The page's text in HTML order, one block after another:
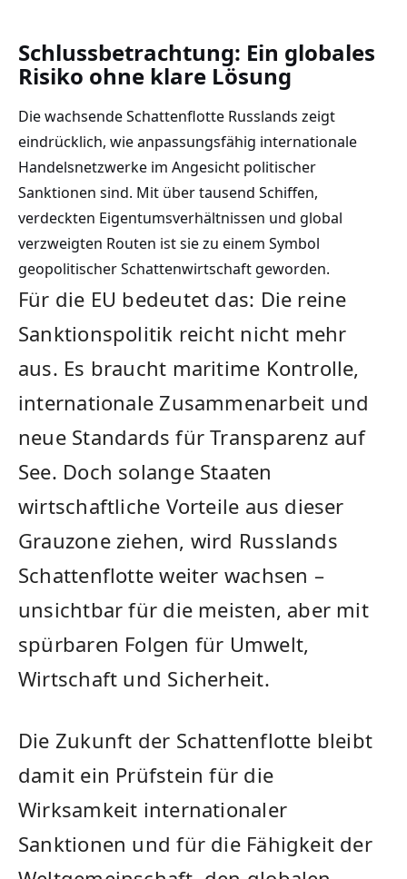
Schlussbetrachtung: Ein globales
Risiko ohne klare Lösung
Die wachsende Schattenflotte Russlands zeigt
eindrücklich, wie anpassungsfähig internationale
Handelsnetzwerke im Angesicht politischer
Sanktionen sind. Mit über tausend Schiffen,
verdeckten Eigentumsverhältnissen und global
verzweigten Routen ist sie zu einem Symbol
geopolitischer Schattenwirtschaft geworden.
Für die EU bedeutet das: Die reine
Sanktionspolitik reicht nicht mehr
aus. Es braucht maritime Kontrolle,
internationale Zusammenarbeit und
neue Standards für Transparenz auf
See. Doch solange Staaten
wirtschaftliche Vorteile aus dieser
Grauzone ziehen, wird Russlands
Schattenflotte weiter wachsen –
unsichtbar für die meisten, aber mit
spürbaren Folgen für Umwelt,
Wirtschaft und Sicherheit.
Die Zukunft der Schattenflotte bleibt
damit ein Prüfstein für die
Wirksamkeit internationaler
Sanktionen und für die Fähigkeit der